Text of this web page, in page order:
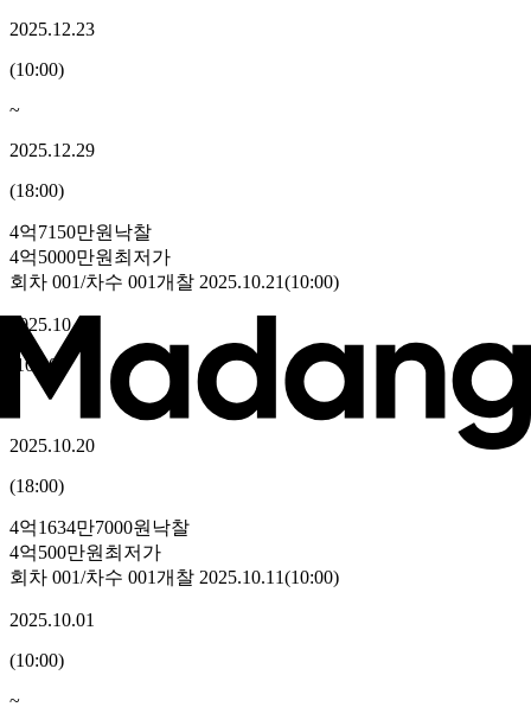
2025.12.23
(10:00)
~
2025.12.29
(18:00)
4억7150만원 낙찰
4억5000만원 최저가
회차 001/차수 001개찰 2025.10.21(10:00)
2025.10.14
10:00
2025.10.20
(18:00)
4억1634만7000원 낙찰
4억500만원 최저가
회차 001/차수 001개찰 2025.10.11(10:00)
2025.10.01
(10:00)
~